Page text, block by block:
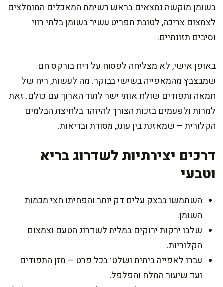
בשומן מוקשה נמצאים בראש רשימת המאכלים המומלצים
לצמצום צריכה, לטובת תפריט עשיר בשומן בלתי רווי
וסיבים תזונתיים.
באופן אישי, לא מצליחה לפסוח על ריח בורקס חם
שמבצבץ מהמאפייה בשישי בבוקר. מה לעשות, ריח של
חמאה ותפודים שולח אותי ישר לתור הארוך עם כולם. זאת
למרות ולפעמים בזכות הצורך להיזהר בלחיצת הבלמים
הקלורית – שמאזנת בין עונג, מסורת ובריאות.
דרכים יצירתיות לשדרוג בריא
וטבעי
השתמשו בבצק עלים דק יותר והפחיתו חצי מכמות
השומן.
שלבו ירקות ירוקים במלית לשדרוג הטעם וצמצום
הקלוריות.
עברו לאפייה ביתית ושלטו בכל פרט – מזן התפודים
ועד שיעור המלח והפלפל.